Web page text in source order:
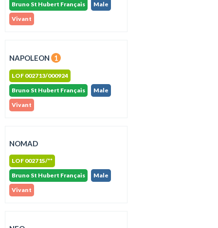
Bruno St Hubert Français
Male
Vivant
NAPOLEON 1
LOF 002713/000924
Bruno St Hubert Français
Male
Vivant
NOMAD
LOF 002715/**
Bruno St Hubert Français
Male
Vivant